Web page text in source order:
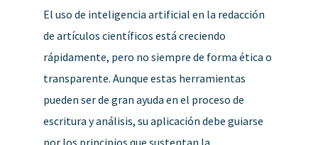
El uso de inteligencia artificial en la redacción
de artículos científicos está creciendo
rápidamente, pero no siempre de forma ética o
transparente. Aunque estas herramientas
pueden ser de gran ayuda en el proceso de
escritura y análisis, su aplicación debe guiarse
por los principios que sustentan la